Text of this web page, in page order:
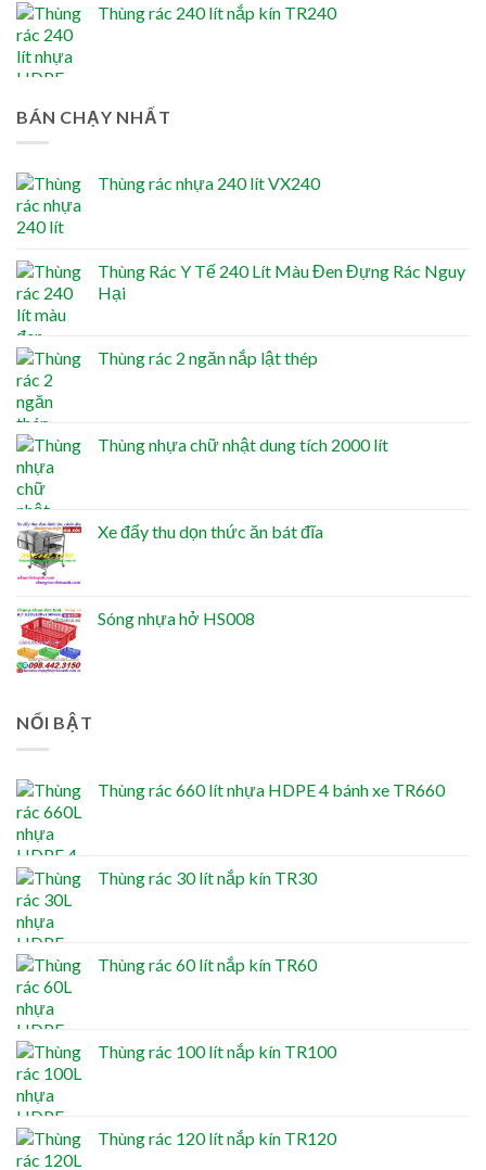
Thùng rác 240 lít nắp kín TR240
BÁN CHẠY NHẤT
Thùng rác nhựa 240 lít VX240
Thùng Rác Y Tế 240 Lít Màu Đen Đựng Rác Nguy
Hại
Thùng rác 2 ngăn nắp lật thép
Thùng nhựa chữ nhật dung tích 2000 lít
Xe đẩy thu dọn thức ăn bát đĩa
Sóng nhựa hở HS008
NỔI BẬT
Thùng rác 660 lít nhựa HDPE 4 bánh xe TR660
Thùng rác 30 lít nắp kín TR30
Thùng rác 60 lít nắp kín TR60
Thùng rác 100 lít nắp kín TR100
Thùng rác 120 lít nắp kín TR120